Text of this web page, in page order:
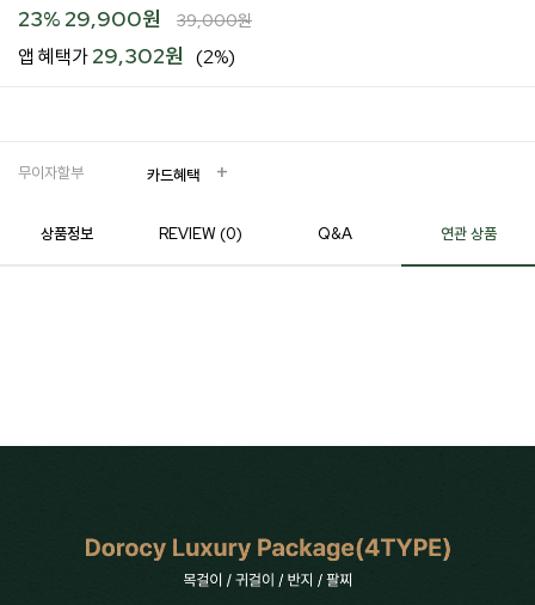
23% 29,900원 39,000원
앱 혜택가29,302원 (2%)
무이자할부 카드혜택
상품정보 REVIEW (0) Q&A 연관 상품